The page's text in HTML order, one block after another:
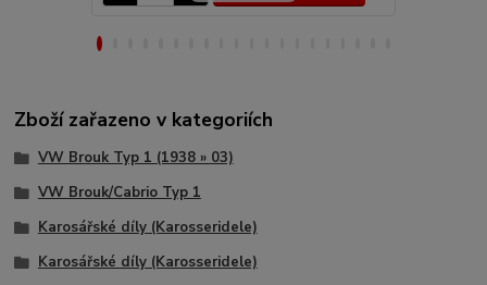
Zboží zařazeno v kategoriích
VW Brouk Typ 1 (1938 » 03)
VW Brouk/Cabrio Typ 1
Karosářské díly (Karosseridele)
Karosářské díly (Karosseridele)